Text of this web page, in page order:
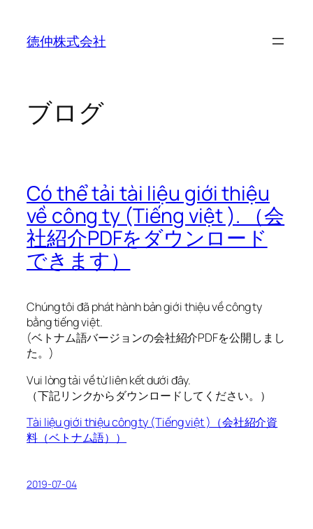
徳仲株式会社
ブログ
Có thể tải tài liệu giới thiệu
về công ty (Tiếng việt ). （会
社紹介PDFをダウンロード
できます）
Chúng tôi đã phát hành bản giới thiệu về công ty
bằng tiếng việt.
(ベトナム語バージョンの会社紹介PDFを公開しまし
た。)
Vui lòng tải về từ liên kết dưới đây.
（下記リンクからダウンロードしてください。）
Tài liệu giới thiệu công ty (Tiếng việt )（会社紹介資
料（ベトナム語））
2019-07-04